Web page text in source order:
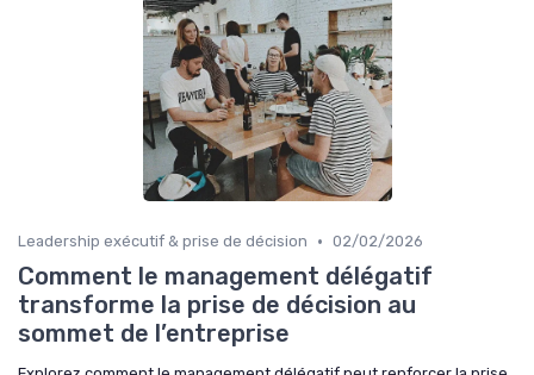
Leadership exécutif & prise de décision • 02/02/2026
Comment le management délégatif
transforme la prise de décision au
sommet de l’entreprise